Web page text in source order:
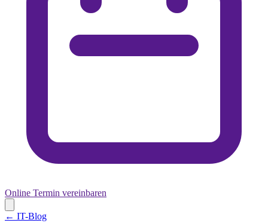
Online Termin vereinbaren
← IT-Blog